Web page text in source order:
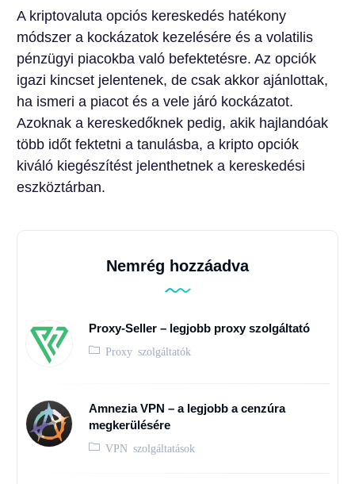
A kriptovaluta opciós kereskedés hatékony
módszer a kockázatok kezelésére és a volatilis
pénzügyi piacokba való befektetésre. Az opciók
igazi kincset jelentenek, de csak akkor ajánlottak,
ha ismeri a piacot és a vele járó kockázatot.
Azoknak a kereskedőknek pedig, akik hajlandóak
több időt fektetni a tanulásba, a kripto opciók
kiváló kiegészítést jelenthetnek a kereskedési
eszköztárban.
Nemrég hozzáadva
Proxy-Seller – legjobb proxy szolgáltató
Proxy szolgáltatók
Amnezia VPN – a legjobb a cenzúra
megkerülésére
VPN szolgáltatások